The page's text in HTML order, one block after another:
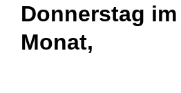
Donnerstag im